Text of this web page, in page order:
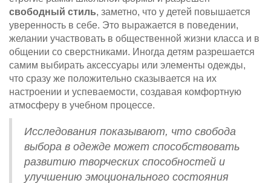
свободный стиль, заметно, что у детей повышается
уверенность в себе. Это выражается в поведении,
желании участвовать в общественной жизни класса и в
общении со сверстниками. Иногда детям разрешается
самим выбирать аксессуары или элементы одежды,
что сразу же положительно сказывается на их
настроении и успеваемости, создавая комфортную
атмосферу в учебном процессе.
Исследования показывают, что свобода
выбора в одежде может способствовать
развитию творческих способностей и
улучшению эмоционального состояния